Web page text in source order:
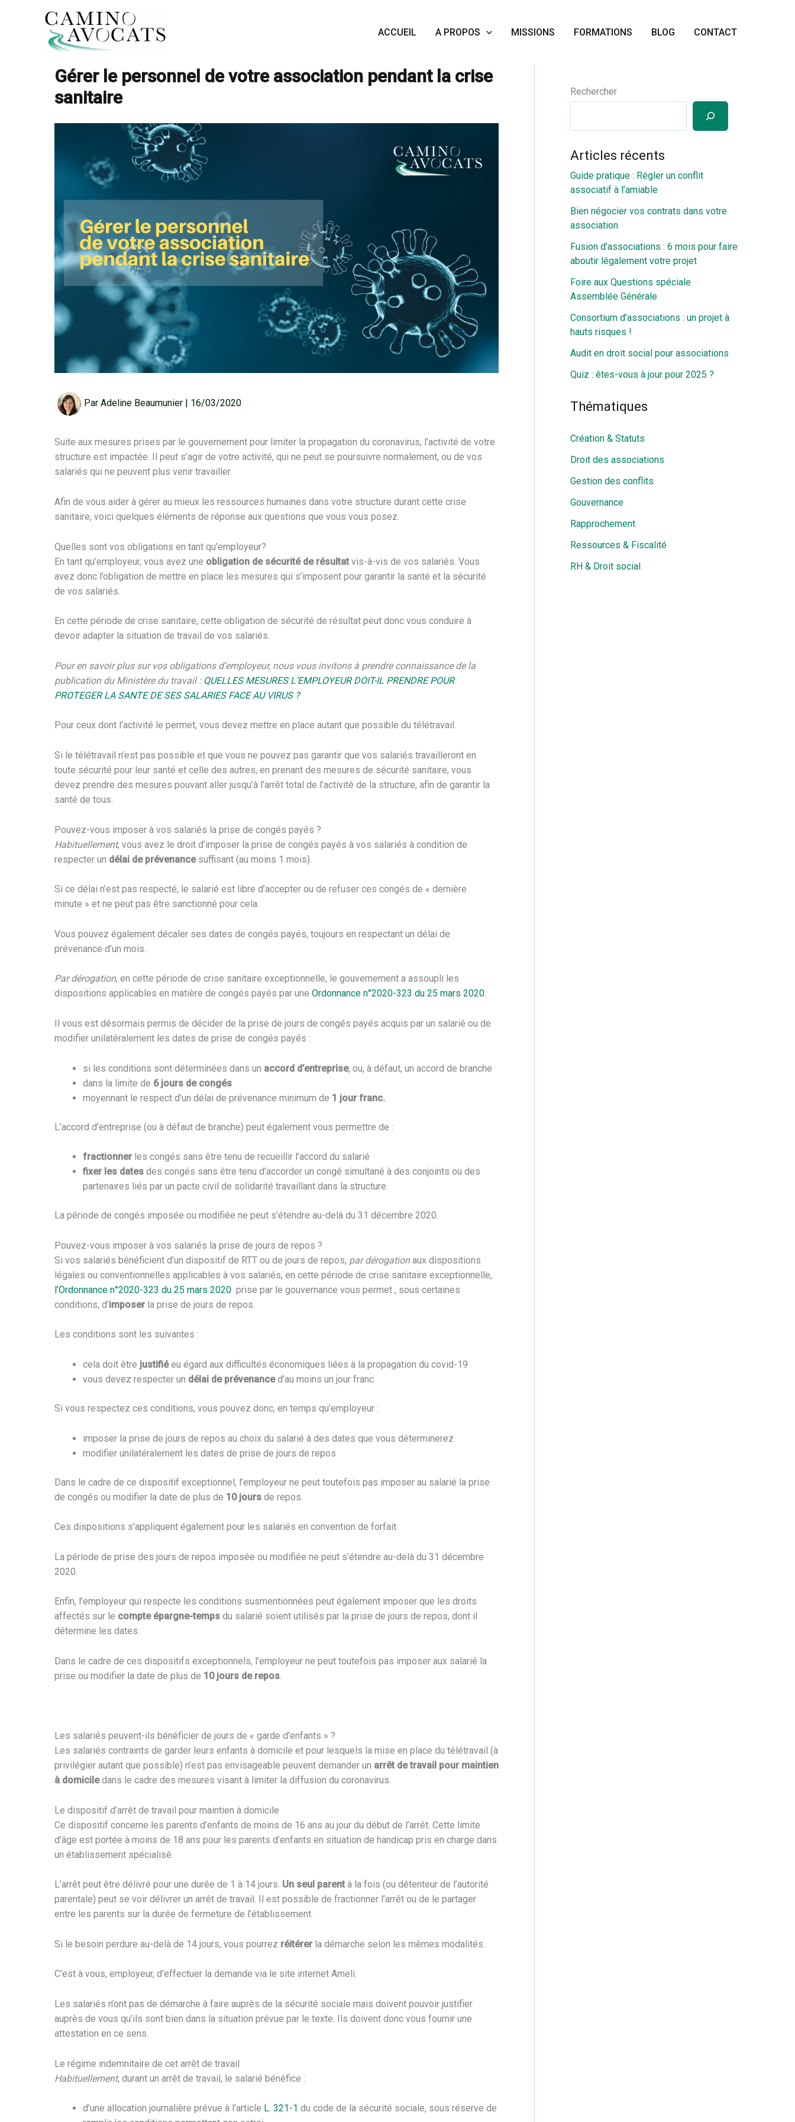
ACCUEIL A PROPOS MISSIONS FORMATIONS BLOG
CONTACT
Accueil
RH & Droit social
Gérer le personnel de votre association pendant la crise
sanitaire
Par Adeline Beaumunier 16/03/2020
Suite aux mesures prises par le gouvernement pour limiter la propagation du coronavirus, l’activité de votre
structure est impactée. Il peut s’agir de votre activité, qui ne peut se poursuivre normalement, ou de vos
salariés qui ne peuvent plus venir travailler.
Afin de vous aider à gérer au mieux les ressources humaines dans votre structure durant cette crise
sanitaire, voici quelques éléments de réponse aux questions que vous vous posez.
Quelles sont vos obligations en tant qu’employeur?
En tant qu’employeur, vous avez une obligation de sécurité de résultat vis-à-vis de vos salariés. Vous
avez donc l’obligation de mettre en place les mesures qui s’imposent pour garantir la santé et la sécurité
de vos salariés.
En cette période de crise sanitaire, cette obligation de sécurité de résultat peut donc vous conduire à
devoir adapter la situation de travail de vos salariés.
Pour en savoir plus sur vos obligations d’employeur, nous vous invitons à prendre connaissance de la
publication du Ministère du travail : QUELLES MESURES L’EMPLOYEUR DOIT-IL PRENDRE POUR
PROTEGER LA SANTE DE SES SALARIES FACE AU VIRUS ?
Pour ceux dont l’activité le permet, vous devez mettre en place autant que possible du télétravail.
Si le télétravail n’est pas possible et que vous ne pouvez pas garantir que vos salariés travailleront en
toute sécurité pour leur santé et celle des autres, en prenant des mesures de sécurité sanitaire, vous
devez prendre des mesures pouvant aller jusqu’à l’arrêt total de l’activité de la structure, afin de garantir la
santé de tous.
Pouvez-vous imposer à vos salariés la prise de congés payés ?
Habituellement, vous avez le droit d’imposer la prise de congés payés à vos salariés à condition de
respecter un délai de prévenancesuffisant (au moins 1 mois).
Si ce délai n’est pas respecté, le salarié est libre d’accepter ou de refuser ces congés de « dernière
minute » et ne peut pas être sanctionné pour cela.
Vous pouvez également décaler ses dates de congés payés, toujours en respectant un délai de
prévenance d’un mois.
Par dérogation, en cette période de crise sanitaire exceptionnelle, le gouvernement a assoupli les
dispositions applicables en matière de congés payés par une Ordonnance n°2020-323 du 25 mars 2020.
Il vous est désormais permis de décider de la prise de jours de congés payés acquis par un salarié ou de
modifier unilatéralement les dates de prise de congés payés :
si les conditions sont déterminées dans un accord d’entreprise, ou, à défaut, un accord de branche
dans la limite de 6 jours de congés
moyennant le respect d’un délai de prévenance minimum de 1 jour franc.
L’accord d’entreprise (ou à défaut de branche) peut également vous permettre de :
fractionner les congés sans être tenu de recueillir l’accord du salarié
fixer les dates des congés sans être tenu d’accorder un congé simultané à des conjoints ou des
partenaires liés par un pacte civil de solidarité travaillant dans la structure.
La période de congés imposée ou modifiée ne peut s’étendre au-delà du 31 décembre 2020.
Pouvez-vous imposer à vos salariés la prise de jours de repos ?
Si vos salariés bénéficient d’un dispositif de RTT ou de jours de repos, par dérogationaux dispositions
légales ou conventionnelles applicables à vos salariés, en cette période de crise sanitaire exceptionnelle,
l’Ordonnance n°2020-323 du 25 mars 2020 prise par le gouvernance vous permet , sous certaines
conditions, d’imposer la prise de jours de repos.
Les conditions sont les suivantes :
cela doit être justifiéeu égard aux difficultés économiques liées à la propagation du covid-19
vous devez respecter un délai de prévenanced’au moins un jour franc
Si vous respectez ces conditions, vous pouvez donc, en temps qu’employeur :
imposer la prise de jours de repos au choix du salarié à des dates que vous déterminerez
modifier unilatéralement les dates de prise de jours de repos
Dans le cadre de ce dispositif exceptionnel, l’employeur ne peut toutefois pas imposer au salarié la prise
de congés ou modifier la date de plus de 10 jours de repos.
Ces dispositions s’appliquent également pour les salariés en convention de forfait.
La période de prise des jours de repos imposée ou modifiée ne peut s’étendre au-delà du 31 décembre
2020.
Enfin, l’employeur qui respecte les conditions susmentionnées peut également imposer que les droits
affectés sur le compte épargne-temps du salarié soient utilisés par la prise de jours de repos, dont il
détermine les dates.
Dans le cadre de ces dispositifs exceptionnels, l’employeur ne peut toutefois pas imposer aux salarié la
prise ou modifier la date de plus de 10 jours de repos.
Les salariés peuvent-ils bénéficier de jours de « garde d’enfants » ?
Les salariés contraints de garder leurs enfants à domicile et pour lesquels la mise en place du télétravail (à
privilégier autant que possible) n’est pas envisageable peuvent demander un arrêt de travail pour maintien
à domiciledans le cadre des mesures visant à limiter la diffusion du coronavirus.
Le dispositif d’arrêt de travail pour maintien à domicile
Ce dispositif concerne les parents d’enfants de moins de 16 ans au jour du début de l’arrêt. Cette limite
d’âge est portée à moins de 18 ans pour les parents d’enfants en situation de handicap pris en charge dans
un établissement spécialisé.
L’arrêt peut être délivré pour une durée de 1 à 14 jours. Un seul parent à la fois (ou détenteur de l’autorité
parentale) peut se voir délivrer un arrêt de travail. Il est possible de fractionner l’arrêt ou de le partager
entre les parents sur la durée de fermeture de l’établissement.
Si le besoin perdure au-delà de 14 jours, vous pourrez réitérer la démarche selon les mêmes modalités.
C’est à vous, employeur, d’effectuer la demande via le site internet Ameli.
Les salariés n’ont pas de démarche à faire auprès de la sécurité sociale mais doivent pouvoir justifier
auprès de vous qu’ils sont bien dans la situation prévue par le texte. Ils doivent donc vous fournir une
attestation en ce sens.
Le régime indemnitaire de cet arrêt de travail
Habituellement, durant un arrêt de travail, le salarié bénéfice :
d’une allocation journalière prévue à l’article L. 321-1 du code de la sécurité sociale, sous réserve de
Rechercher
Articles récents
Guide pratique : Régler un conflit
associatif à l’amiable
Bien négocier vos contrats dans votre
association
Fusion d’associations : 6 mois pour faire
aboutir légalement votre projet
Foire aux Questions spéciale
Assemblée Générale
Consortium d’associations : un projet à
hauts risques !
Audit en droit social pour associations
Quiz : êtes-vous à jour pour 2025 ?
Thématiques
Création & Statuts
Droit des associations
Gestion des conflits
Gouvernance
Rapprochement
Ressources & Fiscalité
RH & Droit social